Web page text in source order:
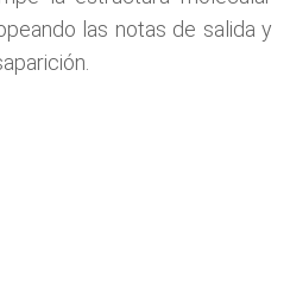
las notas de salida y